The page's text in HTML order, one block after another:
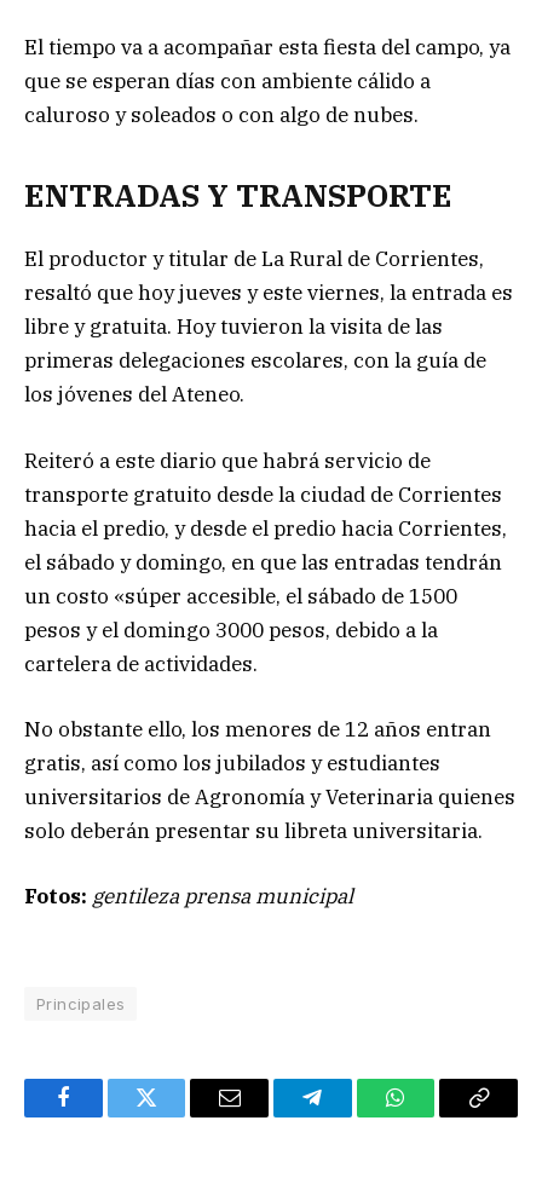
El tiempo va a acompañar esta fiesta del campo, ya
que se esperan días con ambiente cálido a
caluroso y soleados o con algo de nubes.
ENTRADAS Y TRANSPORTE
El productor y titular de La Rural de Corrientes,
resaltó que hoy jueves y este viernes, la entrada es
libre y gratuita. Hoy tuvieron la visita de las
primeras delegaciones escolares, con la guía de
los jóvenes del Ateneo.
Reiteró a este diario que habrá servicio de
transporte gratuito desde la ciudad de Corrientes
hacia el predio, y desde el predio hacia Corrientes,
el sábado y domingo, en que las entradas tendrán
un costo «súper accesible, el sábado de 1500
pesos y el domingo 3000 pesos, debido a la
cartelera de actividades.
No obstante ello, los menores de 12 años entran
gratis, así como los jubilados y estudiantes
universitarios de Agronomía y Veterinaria quienes
solo deberán presentar su libreta universitaria.
Fotos: gentileza prensa municipal
Principales
FacebookTwitter Email TelegramWhatsAppCopy